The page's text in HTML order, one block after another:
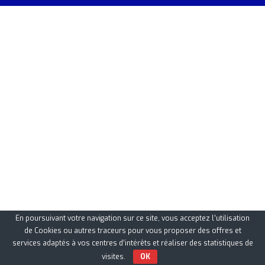
En poursuivant votre navigation sur ce site, vous acceptez l’utilisation
de Cookies ou autres traceurs pour vous proposer des offres et
services adaptés à vos centres d’intérêts et réaliser des statistiques de
visites.
OK